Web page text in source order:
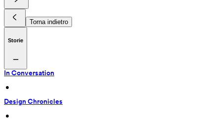
Torna indietro
Storie
In Conversation
•
Design Chronicles
•